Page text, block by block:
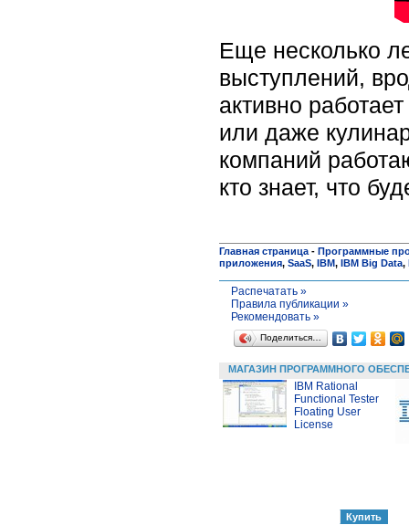
Еще несколько
выступлений,
активно
или даже
компаний
кто знает, что
Главная страница - Программные
приложения, SaaS, IBM, IBM Big Data,
Распечатать »
Правила публикации »
Рекомендовать »
Поделиться…
МАГАЗИН ПРОГРАММНОГО
IBM Rational
Functional Tester
Floating User
License